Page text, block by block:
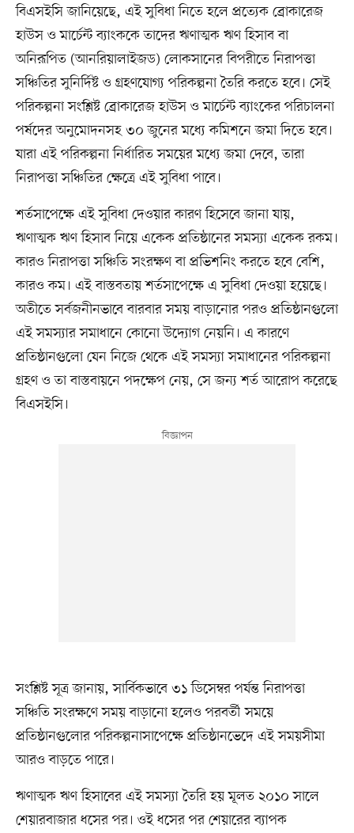
বিএসইসি জানিয়েছে, এই সুবিধা নিতে হলে প্রত্যেক ব্রোকারেজ
হাউস ও মার্চেন্ট ব্যাংককে তাদের ঋণাত্মক ঋণ হিসাব বা
অনিরূপিত (আনরিয়ালাইজড) লোকসানের বিপরীতে নিরাপত্তা
সঞ্চিতির সুনির্দিষ্ট ও গ্রহণযোগ্য পরিকল্পনা তৈরি করতে হবে। সেই
পরিকল্পনা সংশ্লিষ্ট ব্রোকারেজ হাউস ও মার্চেন্ট ব্যাংকের পরিচালনা
পর্ষদের অনুমোদনসহ ৩০ জুনের মধ্যে কমিশনে জমা দিতে হবে।
যারা এই পরিকল্পনা নির্ধারিত সময়ের মধ্যে জমা দেবে, তারা
নিরাপত্তা সঞ্চিতির ক্ষেত্রে এই সুবিধা পাবে।
শর্তসাপেক্ষে এই সুবিধা দেওয়ার কারণ হিসেবে জানা যায়,
ঋণাত্মক ঋণ হিসাব নিয়ে একেক প্রতিষ্ঠানের সমস্যা একেক রকম।
কারও নিরাপত্তা সঞ্চিতি সংরক্ষণ বা প্রভিশনিং করতে হবে বেশি,
কারও কম। এই বাস্তবতায় শর্তসাপেক্ষে এ সুবিধা দেওয়া হয়েছে।
অতীতে সর্বজনীনভাবে বারবার সময় বাড়ানোর পরও প্রতিষ্ঠানগুলো
এই সমস্যার সমাধানে কোনো উদ্যোগ নেয়নি। এ কারণে
প্রতিষ্ঠানগুলো যেন নিজে থেকে এই সমস্যা সমাধানের পরিকল্পনা
গ্রহণ ও তা বাস্তবায়নে পদক্ষেপ নেয়, সে জন্য শর্ত আরোপ করেছে
বিএসইসি।
সংশ্লিষ্ট সূত্র জানায়, সার্বিকভাবে ৩১ ডিসেম্বর পর্যন্ত নিরাপত্তা
সঞ্চিতি সংরক্ষণে সময় বাড়ানো হলেও পরবর্তী সময়ে
প্রতিষ্ঠানগুলোর পরিকল্পনাসাপেক্ষে প্রতিষ্ঠানভেদে এই সময়সীমা
আরও বাড়তে পারে।
ঋণাত্মক ঋণ হিসাবের এই সমস্যা তৈরি হয় মূলত ২০১০ সালে
শেয়ারবাজার ধসের পর। ওই ধসের পর শেয়ারের ব্যাপক